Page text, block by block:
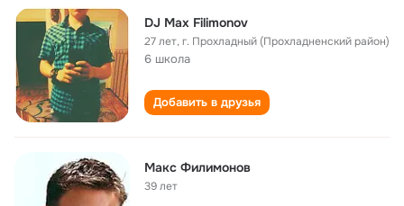
DJ Max Filimonov
27 лет,г. Прохладный (Прохладненский район)
6 школа
Добавить в друзья
Макс Филимонов
39 лет